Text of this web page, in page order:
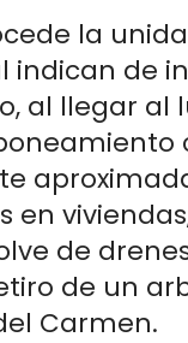
la
indican de
al llegar al
de
de un
Carmen.